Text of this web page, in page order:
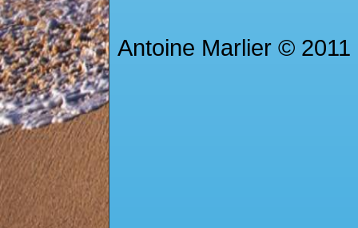
Antoine Marlier © 2011